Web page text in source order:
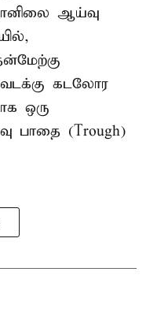
ஆய்வு
கடலோர
ஒரு
பாதை (Trough)